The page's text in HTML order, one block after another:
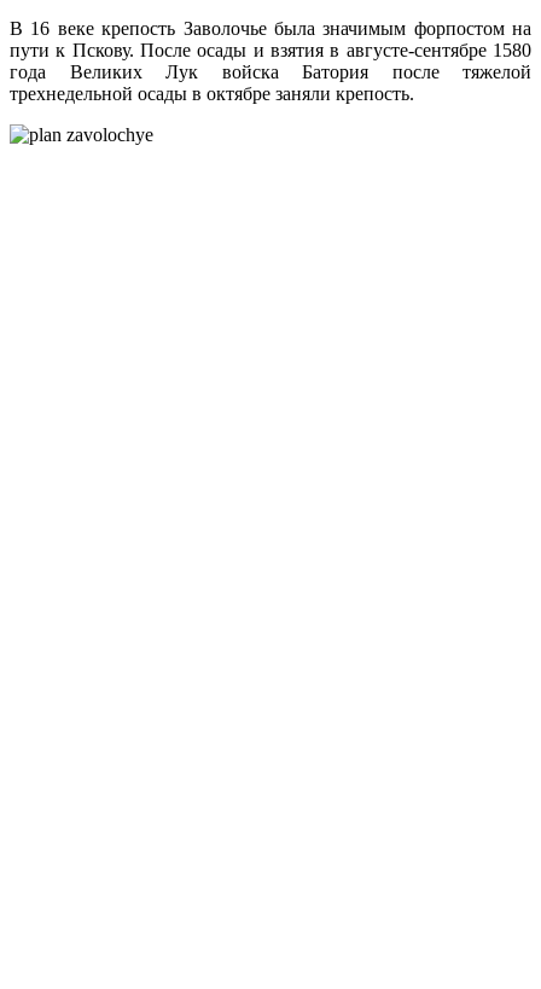
В 16 веке крепость Заволочье была значимым форпостом на
пути к Пскову. После осады и взятия в августе-сентябре 1580
года Великих Лук войска Батория после тяжелой
трехнедельной осады в октябре заняли крепость.